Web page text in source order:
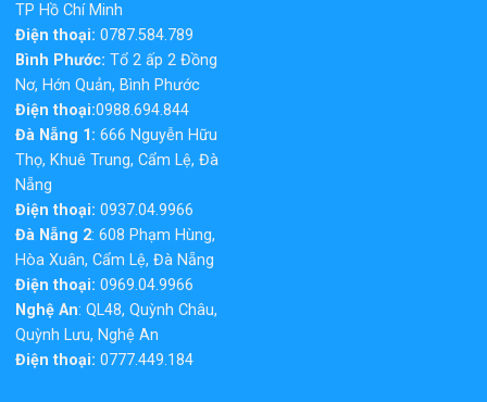
TP Hồ Chí Minh
Điện thoại: 0787.584.789
Bình Phước: Tổ 2 ấp 2 Đồng
Nơ, Hớn Quản, Bình Phước
Điện thoại:0988.694.844
Đà Nẵng 1: 666 Nguyễn Hữu
Thọ, Khuê Trung, Cẩm Lệ, Đà
Nẵng
Điện thoại: 0937.04.9966
Đà Nẵng 2: 608 Phạm Hùng,
Hòa Xuân, Cẩm Lệ, Đà Nẵng
Điện thoại: 0969.04.9966
Nghệ An: QL48, Quỳnh Châu,
Quỳnh Lưu, Nghệ An
Điện thoại: 0777.449.184